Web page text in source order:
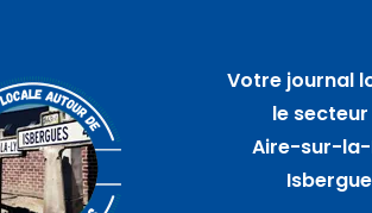
Bar de plein air avec A
travers champs – SAINT
AUGUSTIN
Votre journal
le
Aire-sur-